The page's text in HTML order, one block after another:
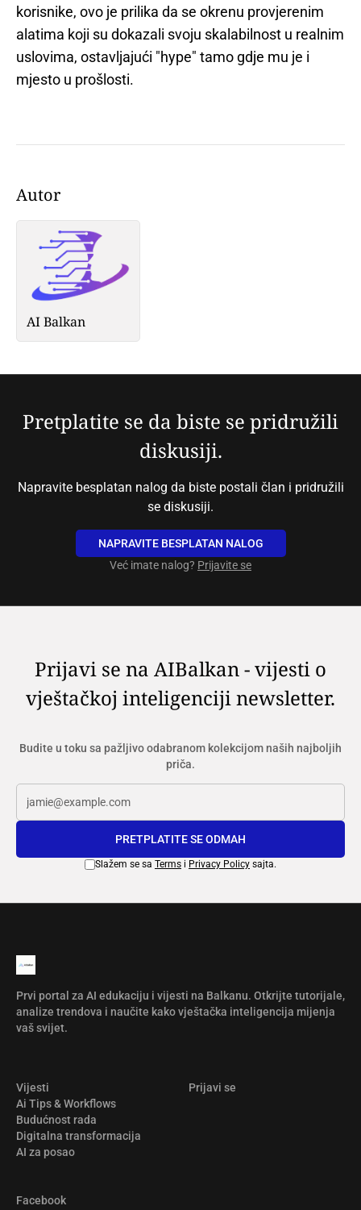
korisnike, ovo je prilika da se okrenu provjerenim
alatima koji su dokazali svoju skalabilnost u realnim
uslovima, ostavljajući "hype" tamo gdje mu je i
mjesto u prošlosti.
Autor
AI Balkan
Pretplatite se da biste se pridružili
diskusiji.
Napravite besplatan nalog da biste postali član i pridružili
se diskusiji.
NAPRAVITE BESPLATAN NALOG
Već imate nalog? Prijavite se
Prijavi se na AIBalkan - vijesti o
vještačkoj inteligenciji newsletter.
Budite u toku sa pažljivo odabranom kolekcijom naših najboljih
priča.
PRETPLATITE SE ODMAH
Slažem se sa Terms i Privacy Policy sajta.
Prvi portal za AI edukaciju i vijesti na Balkanu. Otkrijte tutorijale,
analize trendova i naučite kako vještačka inteligencija mijenja
vaš svijet.
Vijesti
Ai Tips & Workflows
Budućnost rada
Digitalna transformacija
AI za posao
Prijavi se
Facebook